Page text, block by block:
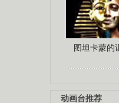
图坦卡蒙的
动画台推荐